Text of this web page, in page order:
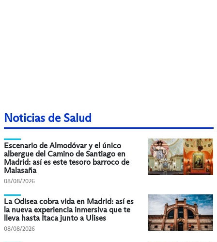
Noticias de Salud
Escenario de Almodóvar y el único
albergue del Camino de Santiago en
Madrid: así es este tesoro barroco de
Malasaña
08/08/2026
La Odisea cobra vida en Madrid: así es
la nueva experiencia inmersiva que te
lleva hasta Ítaca junto a Ulises
08/08/2026